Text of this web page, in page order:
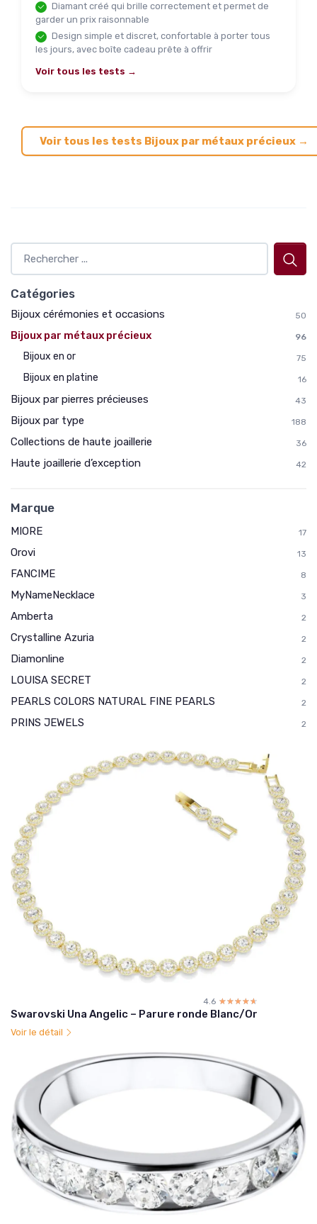
Diamant créé qui brille correctement et permet de
garder un prix raisonnable
Design simple et discret, confortable à porter tous
les jours, avec boîte cadeau prête à offrir
Voir tous les tests →
Voir tous les tests Bijoux par métaux précieux →
Catégories
Bijoux cérémonies et occasions 50
Bijoux par métaux précieux 96
Bijoux en or 75
Bijoux en platine 16
Bijoux par pierres précieuses 43
Bijoux par type 188
Collections de haute joaillerie 36
Haute joaillerie d’exception 42
Marque
MIORE 17
Orovi 13
FANCIME 8
MyNameNecklace 3
Amberta 2
Crystalline Azuria 2
Diamonline 2
LOUISA SECRET 2
PEARLS COLORS NATURAL FINE PEARLS 2
PRINS JEWELS 2
4.6 ☆☆☆☆☆
★★★★★
Swarovski Una Angelic – Parure ronde Blanc/Or
Voir le détail